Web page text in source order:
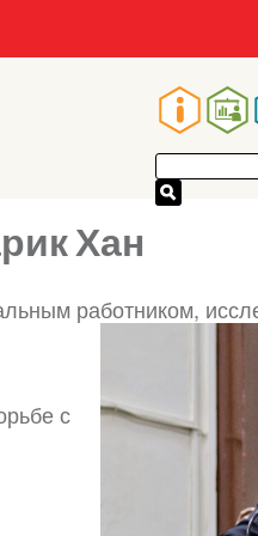
Main
Хан
работником,
с